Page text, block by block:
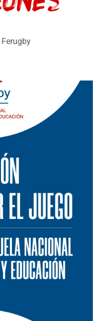
Ferugby